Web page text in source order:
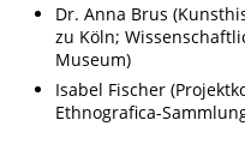
Dr. Anna Brus
zu Köln;
Museum)
Isabel Fischer
Ethnografica-